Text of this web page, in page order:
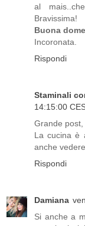
al
Bravissima!
Buona
Incoronata.
Rispondi
Staminali
14:15:00
Grande
La cucina è
anche
Rispondi
Damiana
Si anche a